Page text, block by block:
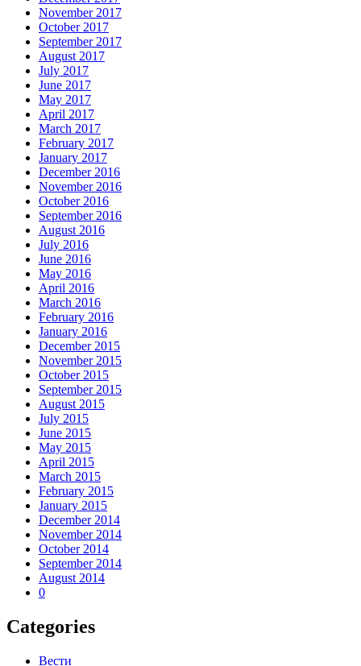
November 2017
October 2017
September 2017
August 2017
July 2017
June 2017
May 2017
April 2017
March 2017
February 2017
January 2017
December 2016
November 2016
October 2016
September 2016
August 2016
July 2016
June 2016
May 2016
April 2016
March 2016
February 2016
January 2016
December 2015
November 2015
October 2015
September 2015
August 2015
July 2015
June 2015
May 2015
April 2015
March 2015
February 2015
January 2015
December 2014
November 2014
October 2014
September 2014
August 2014
0
Categories
Вести